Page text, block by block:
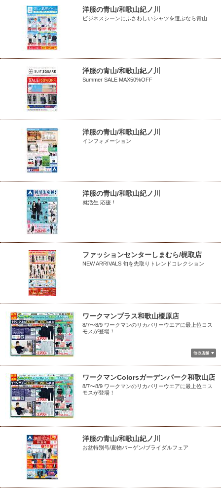
洋服の青山/和歌山紀ノ川
ビジネスシーンにふさわしいシャツを選ぶなら青山
洋服の青山/和歌山紀ノ川
Summer SALE MAX50%OFF
洋服の青山/和歌山紀ノ川
インフォメーション
洋服の青山/和歌山紀ノ川
就活生 応援！
ファッションセンターしまむら/梶取店
NEW ARRIVALS 旬を先取りトレンドコレクション
ワークマンプラス和歌山榎原店
8/7〜8/9 ワークマンのリカバリーウエアに最上位コス
モスが登場！
ワークマンColorsガーデンパーク和歌山店
8/7〜8/9 ワークマンのリカバリーウエアに最上位コス
モスが登場！
洋服の青山/和歌山紀ノ川
お盆特別号/夏物バーゲン/ブライダルフェア